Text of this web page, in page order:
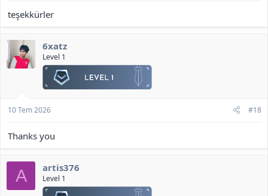
teşekkürler
6xatz
Level 1
10 Tem 2026 #18
Thanks you
A artis376
Level 1